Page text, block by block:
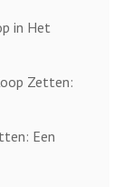
in Het
Zetten:
Een